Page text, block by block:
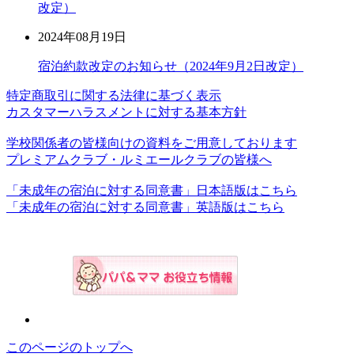
改定）
2024年08月19日
宿泊約款改定のお知らせ（2024年9月2日改定）
特定商取引に関する法律に基づく表示
カスタマーハラスメントに対する基本方針
学校関係者の皆様向けの資料をご用意しております
プレミアムクラブ・ルミエールクラブの皆様へ
「未成年の宿泊に対する同意書」日本語版はこちら
「未成年の宿泊に対する同意書」英語版はこちら
このページのトップへ